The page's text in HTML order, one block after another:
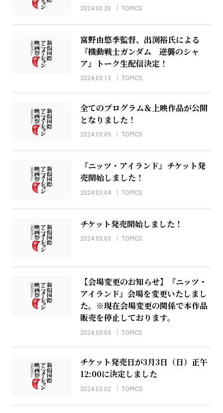
2024.03.20 TOPICS
富野由悠季監督、出渕裕氏による
『機動戦士ガンダム 逆襲のシャ
ア』トーク生配信決定！
2024.03.13 TOPICS
全てのプログラム＆上映作品が公開
となりました！
2024.03.09 TOPICS
『ニッツ・アイランド』チケット発
売開始しました！
2024.03.04 TOPICS
チケット発売開始しました！
2024.03.03 TOPICS
【会場変更のお知らせ】『ニッツ・
アイランド』会場を変更いたしまし
た。※現在会場変更の関係で本作品
販売を停止しております。
2024.03.03 TOPICS
チケット発売日が3月3日（日）正午
12:00に決定しました
2024.03.02 TOPICS